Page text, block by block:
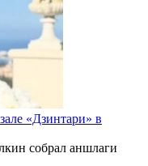
«Дзинтари» в
собрал аншлаги